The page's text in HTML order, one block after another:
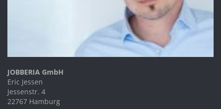
JOBBERIA GmbH
Eric Jessen
Jessenstr. 4
22767 Hamburg